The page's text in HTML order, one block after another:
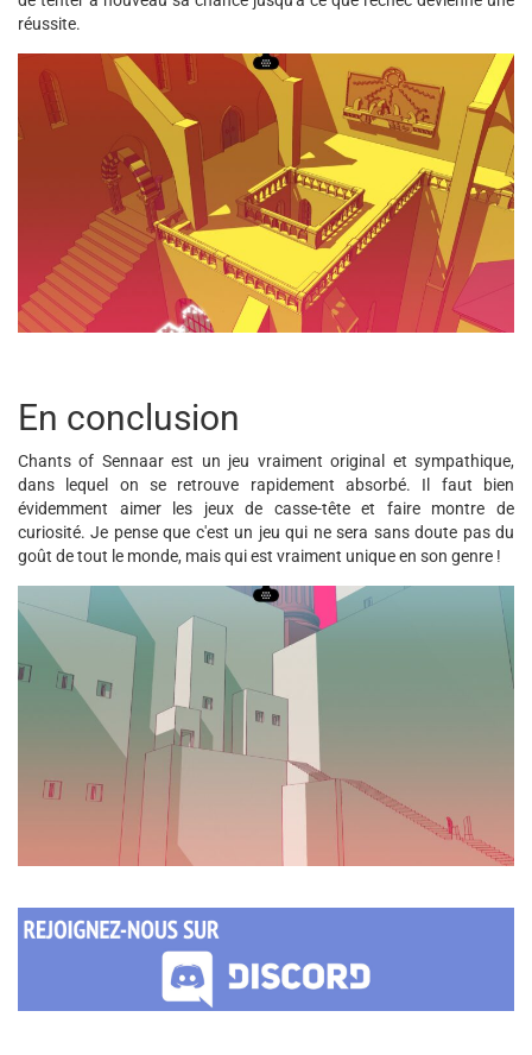
réussite.
En conclusion
Chants of Sennaar est un jeu vraiment original et sympathique,
dans lequel on se retrouve rapidement absorbé. Il faut bien
évidemment aimer les jeux de casse-tête et faire montre de
curiosité. Je pense que c'est un jeu qui ne sera sans doute pas du
goût de tout le monde, mais qui est vraiment unique en son genre !